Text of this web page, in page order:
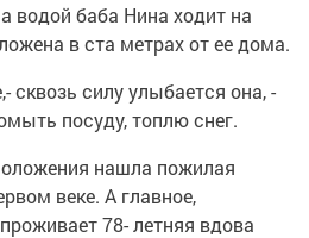
водой баба Нина ходит на
в ста метрах от ее дома.
сквозь силу улыбается она,-
посуду, топлю снег.
нашла пожилая
веке. А главное,
78- летняя вдова